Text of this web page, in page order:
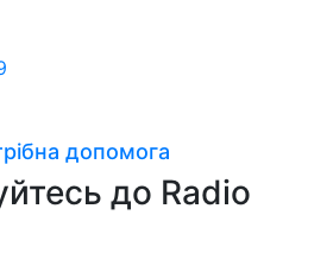
допомога
до Radio